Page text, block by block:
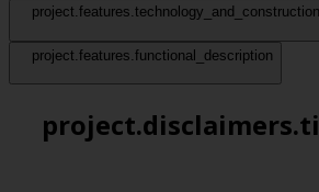
project.features.technology_and_construction
project.features.functional_description